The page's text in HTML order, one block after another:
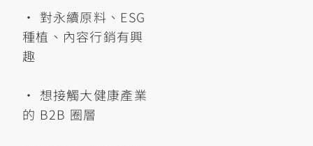
• 對永續原料、ESG
種植、內容行銷有興
趣
• 想接觸大健康產業
的 B2B 圈層